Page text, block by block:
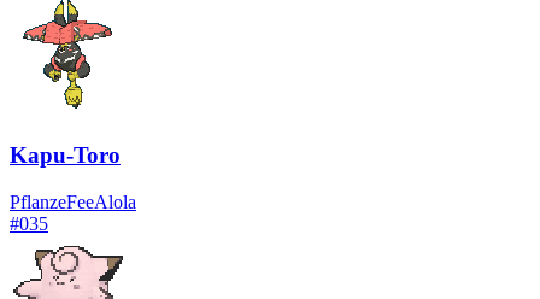
Kapu-Toro
PflanzeFeeAlola
#035